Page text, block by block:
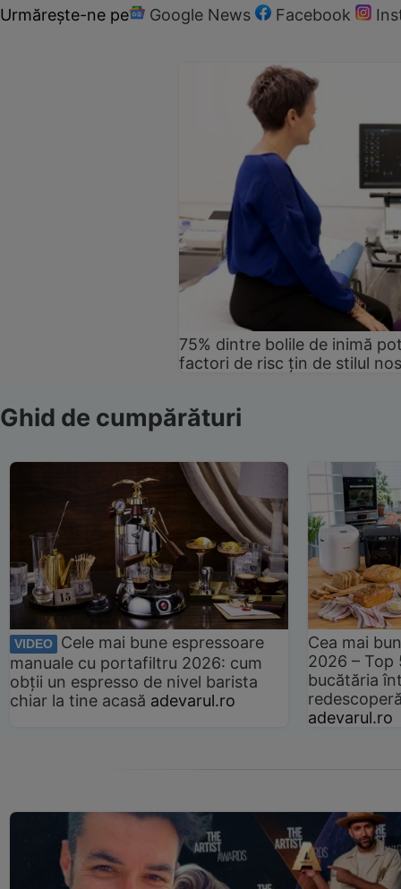
Urmărește-ne pe Google News Facebook
75% dintre bolile de inimă
factori de risc țin de stilul
Ghid de cumpărături
VIDEO
Cele mai bune espressoare
manuale cu portafiltru 2026: cum
obții un espresso de nivel barista
chiar la tine acasă adevarul.ro
Cea mai
2026 –
bucătăria
adevarul.ro